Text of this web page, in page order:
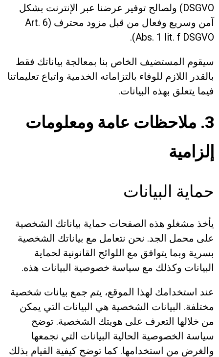
DSGVO) ولصالح توفير عرضنا عبر الإنترنت بشكل
آمن وسريع وفعال من قبل مزود محترف (Art. 6
Abs. 1 lit. f DSGVO).
سيقوم المستضيف الخاص بنا بمعالجة بياناتك فقط
بالقدر اللازم للوفاء بالتزاماته الخدمية واتباع تعليماتنا
فيما يتعلق بهذه البيانات.
3. ملاحظات عامة ومعلومات
إلزامية
حماية البيانات
يأخذ مشغلو هذه الصفحات حماية بياناتك الشخصية
على محمل الجد. نحن نتعامل مع بياناتك الشخصية
بسرية وبما يتوافق مع اللوائح القانونية لحماية
البيانات وكذلك مع سياسة خصوصية البيانات هذه.
عند استخدامك لهذا الموقع، يتم جمع بيانات شخصية
مختلفة. البيانات الشخصية هي البيانات التي يمكن
من خلالها التعرف على هويتك الشخصية. توضح
سياسة الخصوصية الحالية البيانات التي نجمعها
والغرض من استخدامها. كما توضح كيفية القيام بذلك